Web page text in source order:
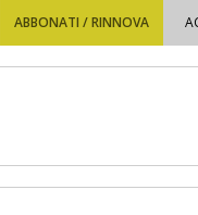
ABBONATI / RINNOVA